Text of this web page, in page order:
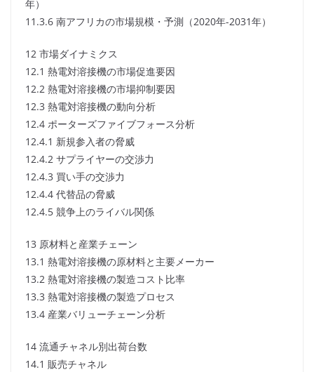
年）
11.3.6 南アフリカの市場規模・予測（2020年-2031年）
12 市場ダイナミクス
12.1 熱電対溶接機の市場促進要因
12.2 熱電対溶接機の市場抑制要因
12.3 熱電対溶接機の動向分析
12.4 ポーターズファイブフォース分析
12.4.1 新規参入者の脅威
12.4.2 サプライヤーの交渉力
12.4.3 買い手の交渉力
12.4.4 代替品の脅威
12.4.5 競争上のライバル関係
13 原材料と産業チェーン
13.1 熱電対溶接機の原材料と主要メーカー
13.2 熱電対溶接機の製造コスト比率
13.3 熱電対溶接機の製造プロセス
13.4 産業バリューチェーン分析
14 流通チャネル別出荷台数
14.1 販売チャネル